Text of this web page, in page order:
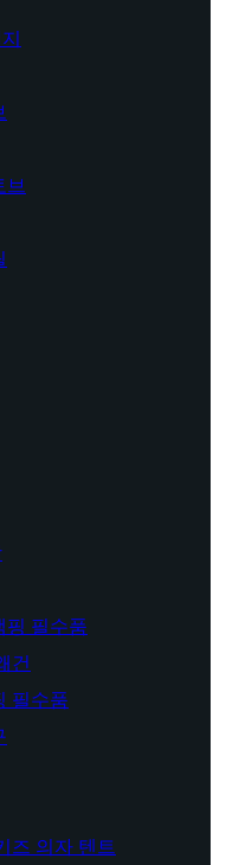
브
핑 필수품
건
필수품
즈 의자 텐트